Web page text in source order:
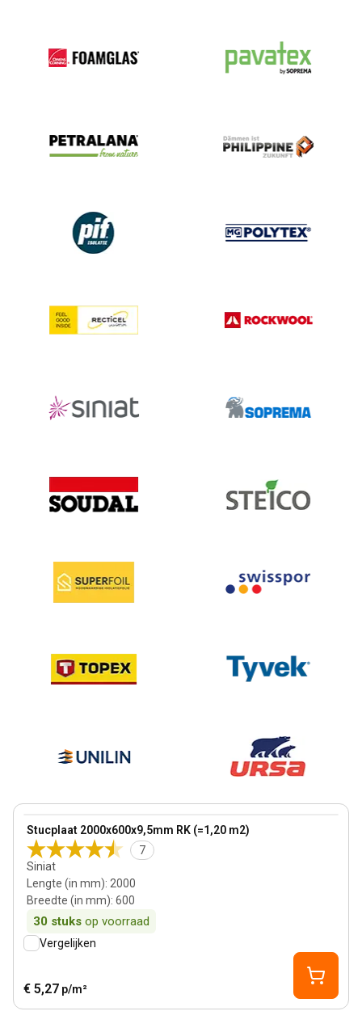
Stucplaat 2000x600x9,5mm RK (=1,20 m2)
7
Siniat
Lengte (in mm): 2000
Breedte (in mm): 600
30 stuks op voorraad
View product
Vergelijken
€ 5,27 p/m²